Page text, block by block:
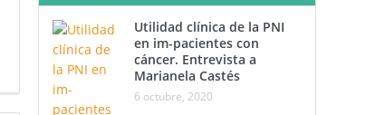
Utilidad clínica de la PNI
en im-pacientes con
cáncer. Entrevista a
Marianela Castés
6 octubre, 2020